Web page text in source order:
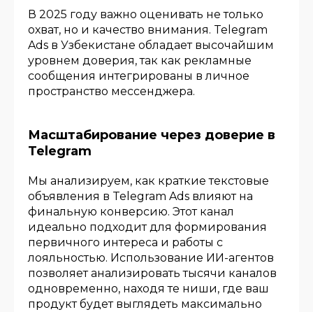
В 2025 году важно оценивать не только
охват, но и качество внимания. Telegram
Ads в Узбекистане обладает высочайшим
уровнем доверия, так как рекламные
сообщения интегрированы в личное
пространство мессенджера.
Масштабирование через доверие в
Telegram
Мы анализируем, как краткие текстовые
объявления в Telegram Ads влияют на
финальную конверсию. Этот канал
идеально подходит для формирования
первичного интереса и работы с
лояльностью. Использование ИИ-агентов
позволяет анализировать тысячи каналов
одновременно, находя те ниши, где ваш
продукт будет выглядеть максимально